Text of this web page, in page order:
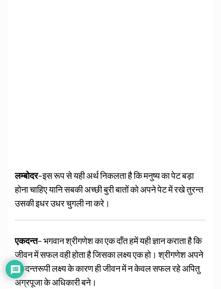
लम्बोदर–इस रूप से यही अर्थ निकलता है कि मनुष्य का पेट बड़ा
होना चाहिए यानि सबकी अच्छी बुरी बातों को अपने पेट में रखे तुरन्त
उसकी इधर उधर चुगली ना करे।
एकदन्त– भगवान श्रीगणेश का एक दाँत हमें यही ज्ञान कराता है कि
जीवन में सफल वही होता है जिसका लक्ष्य एक हो। श्रीगणेश अपने
एकदन्तरूपी लक्ष्य के कारण ही जीवन में न केवल सफल रहे अपितु
अग्रपूजा के अधिकारी बने।